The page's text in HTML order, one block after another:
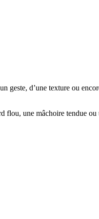
geste, d’une texture ou
flou, une mâchoire tendue ou